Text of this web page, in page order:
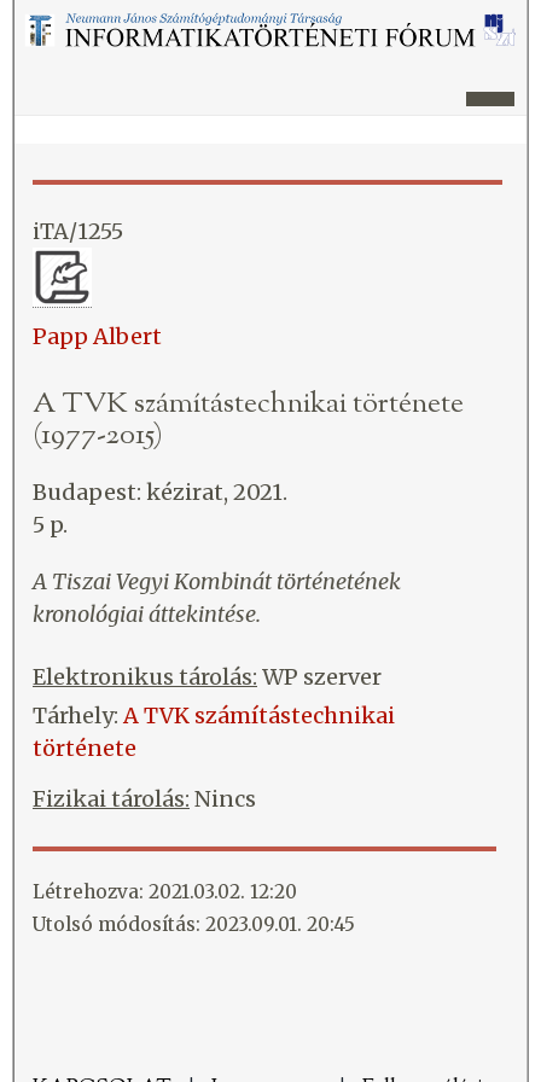
iTA/1255
Papp Albert
A TVK számítástechnikai története
(1977-2015)
Budapest: kézirat, 2021.
5 p.
A Tiszai Vegyi Kombinát történetének
kronológiai áttekintése.
Elektronikus tárolás: WP szerver
Tárhely:A TVK számítástechnikai
története
Fizikai tárolás: Nincs
Létrehozva: 2021.03.02. 12:20
Utolsó módosítás: 2023.09.01. 20:45